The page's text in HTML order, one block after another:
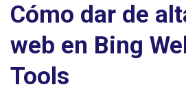
Cómo dar de
web en Bing
Tools